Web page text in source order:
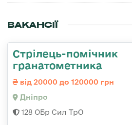
ВАКАНСІЇ
Стрілець-помічник
гранатометника
від 20000 до 120000 грн
Дніпро
128 ОБр Сил ТрО